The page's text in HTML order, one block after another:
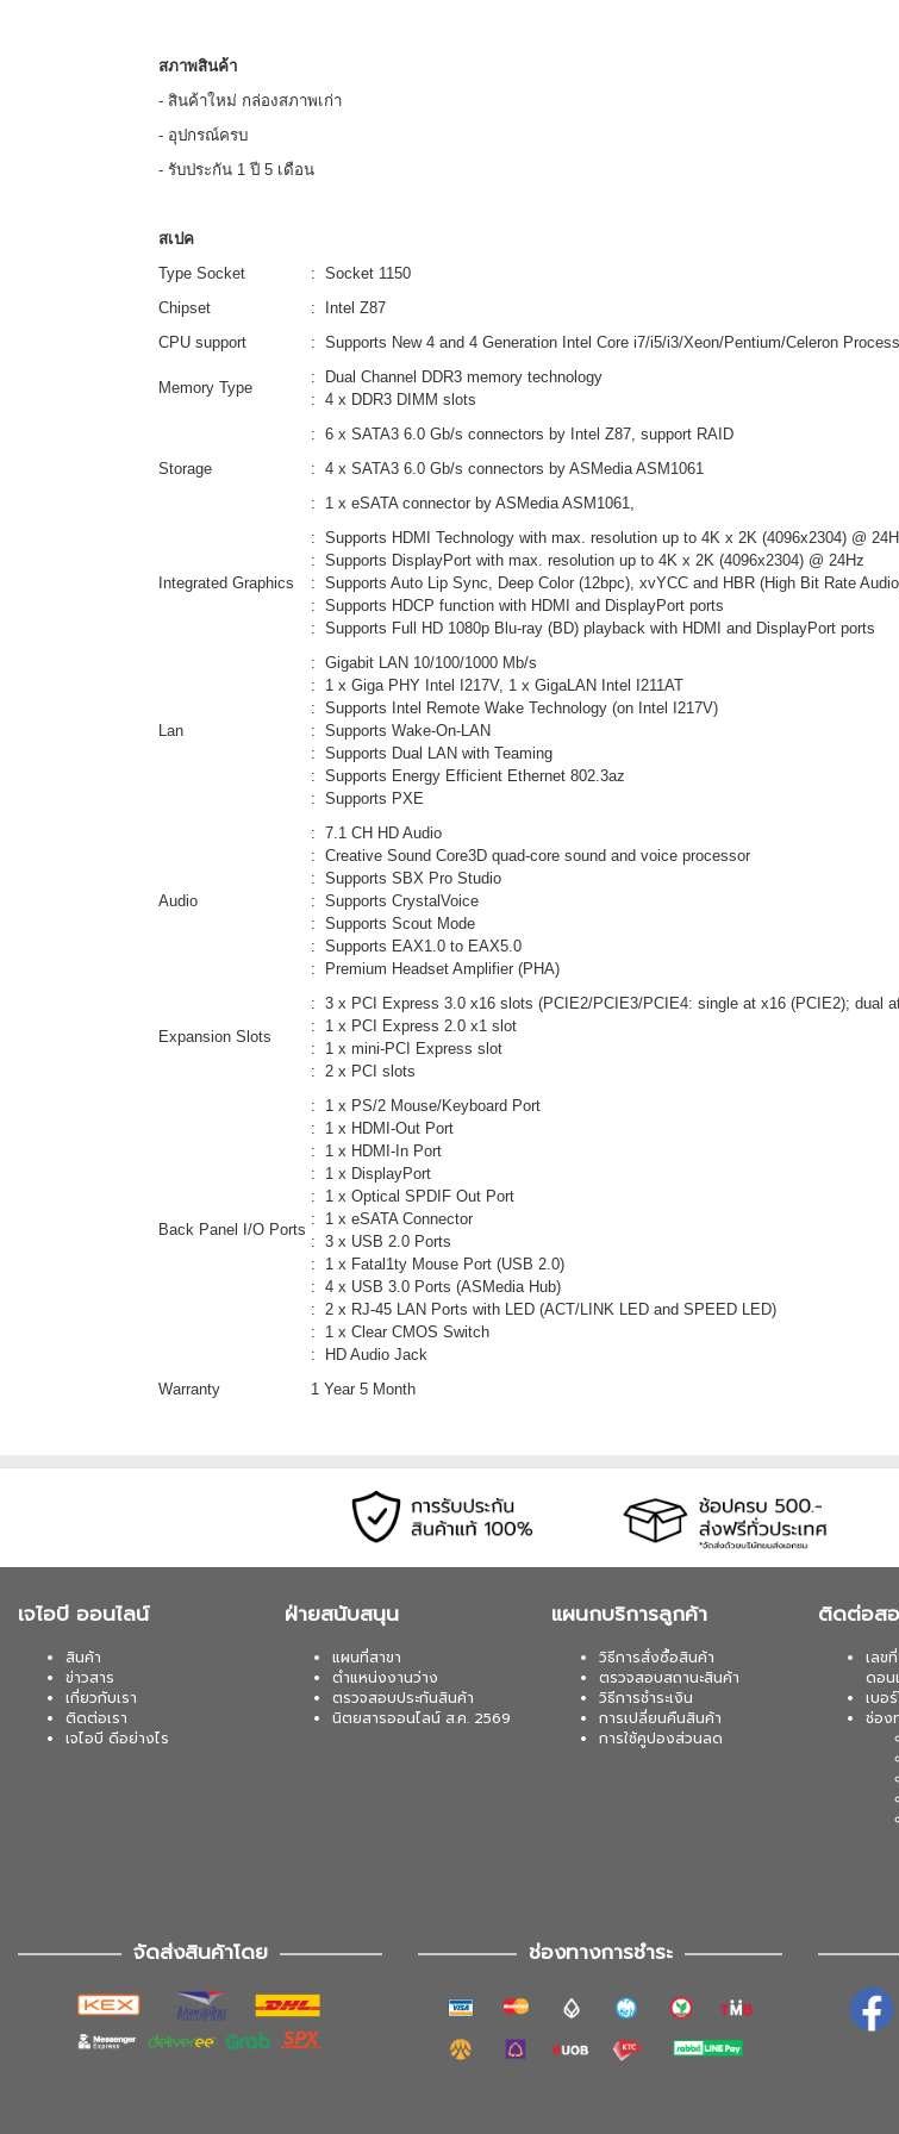
สภาพสินค้า
- สินค้าใหม่ กล่องสภาพเก่า
- อุปกรณ์ครบ
- รับประกัน 1 ปี 5 เดือน
สเปค
Type Socket
: Socket 1150
Chipset
: Intel Z87
CPU support
: Supports New 4 and 4 Generation Intel Core i7/i5/i3/Xeon/Pentium/Celeron
Memory Type
: Dual Channel DDR3 memory technology
: 4 x DDR3 DIMM slots
Storage
: 6 x SATA3 6.0 Gb/s connectors by Intel Z87, support RAID
: 4 x SATA3 6.0 Gb/s connectors by ASMedia ASM1061
: 1 x eSATA connector by ASMedia ASM1061,
Integrated Graphics
: Supports HDMI Technology with max. resolution up to 4K x 2K (4096x2304) @
: Supports DisplayPort with max. resolution up to 4K x 2K (4096x2304) @ 24Hz
: Supports Auto Lip Sync, Deep Color (12bpc), xvYCC and HBR (High Bit Rate
: Supports HDCP function with HDMI and DisplayPort ports
: Supports Full HD 1080p Blu-ray (BD) playback with HDMI and DisplayPort ports
Lan
: Gigabit LAN 10/100/1000 Mb/s
: 1 x Giga PHY Intel I217V, 1 x GigaLAN Intel I211AT
: Supports Intel Remote Wake Technology (on Intel I217V)
: Supports Wake-On-LAN
: Supports Dual LAN with Teaming
: Supports Energy Efficient Ethernet 802.3az
: Supports PXE
Audio
: 7.1 CH HD Audio
: Creative Sound Core3D quad-core sound and voice processor
: Supports SBX Pro Studio
: Supports CrystalVoice
: Supports Scout Mode
: Supports EAX1.0 to EAX5.0
: Premium Headset Amplifier (PHA)
Expansion Slots
: 3 x PCI Express 3.0 x16 slots (PCIE2/PCIE3/PCIE4: single at x16 (PCIE2); dual
: 1 x PCI Express 2.0 x1 slot
: 1 x mini-PCI Express slot
: 2 x PCI slots
Back Panel I/O Ports
: 1 x PS/2 Mouse/Keyboard Port
: 1 x HDMI-Out Port
: 1 x HDMI-In Port
: 1 x DisplayPort
: 1 x Optical SPDIF Out Port
: 1 x eSATA Connector
: 3 x USB 2.0 Ports
: 1 x Fatal1ty Mouse Port (USB 2.0)
: 4 x USB 3.0 Ports (ASMedia Hub)
: 2 x RJ-45 LAN Ports with LED (ACT/LINK LED and SPEED LED)
: 1 x Clear CMOS Switch
: HD Audio Jack
Warranty
1 Year 5 Month
เจไอบี ออนไลน์
สินค้า
ข่าวสาร
เกี่ยวกับเรา
ติดต่อเรา
เจไอบี ดีอย่างไร
ฝ่ายสนับสนุน
แผนที่สาขา
ตำแหน่งงานว่าง
ตรวจสอบประกันสินค้า
นิตยสารออนไลน์ ส.ค. 2569
แผนกบริการลูกค้า
วิธีการสั่งซื้อสินค้า
ตรวจสอบสถานะสินค้า
วิธีการชำระเงิน
การเปลี่ยนคืนสินค้า
การใช้คูปองส่วนลด
ติดต่อส
เลข
ดอน
เบอ
ช่อง
จัดส่งสินค้าโดย ช่องทางการชำระ